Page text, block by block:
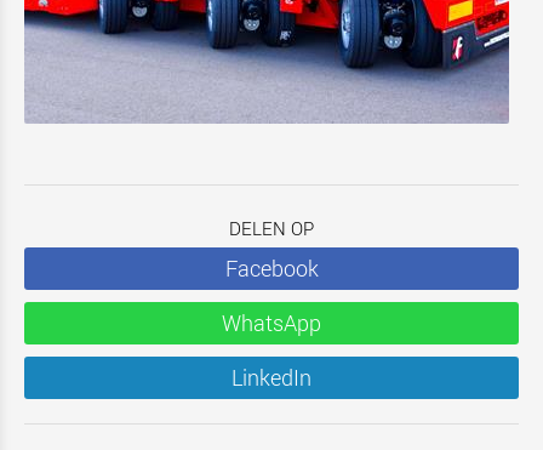
DELEN OP
Facebook
WhatsApp
LinkedIn